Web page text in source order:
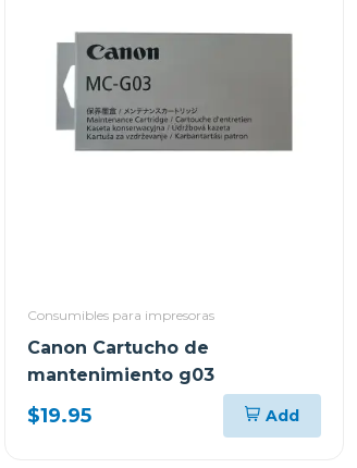
Consumibles para impresoras
Canon Cartucho de
mantenimiento g03
$19.95 Add